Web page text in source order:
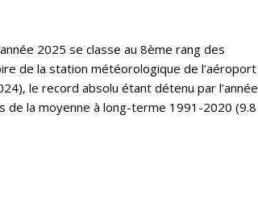
2025 se classe au 8ème rang des
de la station météorologique de l’aéroport
le record absolu étant détenu par l’année
de la moyenne à long-terme 1991-2020 (9.8